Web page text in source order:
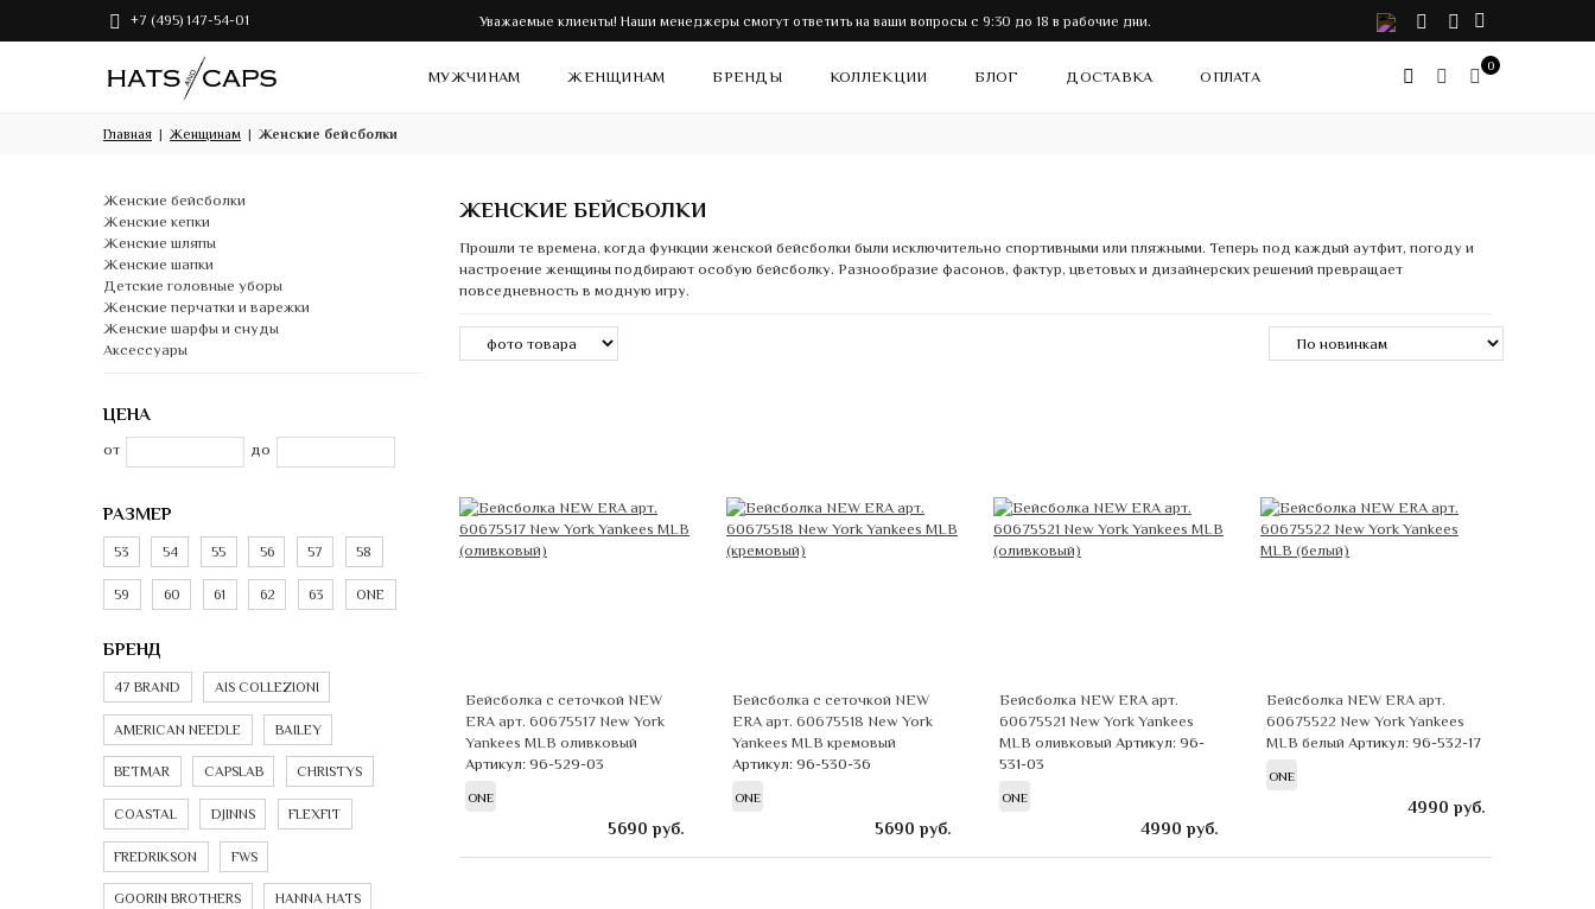
+7 (495) 147-54-01 Уважаемые клиенты! Наши менеджеры смогут ответить на ваши вопросы с 9:30 до 18 в рабочие дни. VK Telegram
МУЖЧИНАМ ЖЕНЩИНАМ БРЕНДЫ КОЛЛЕКЦИИ БЛОГ ДОСТАВКА ОПЛАТА
0
Главная Женщинам Женские бейсболки
ЖЕНСКИЕ БЕЙСБОЛКИ
Прошли те времена, когда функции женской бейсболки были исключительно спортивными или пляжными. Теперь под каждый аутфит, погоду и
настроение женщины подбирают особую бейсболку. Разнообразие фасонов, фактур, цветовых и дизайнерских решений превращает
повседневность в модную игру.
Бейсболка с сеточкой NEW
ERA арт. 60675517 New York
Yankees MLB оливковый
Артикул: 96-529-03
ONE
5690 руб.
Бейсболка с сеточкой NEW
ERA арт. 60675518 New York
Yankees MLB кремовый
Артикул: 96-530-36
ONE
5690 руб.
Бейсболка NEW ERA арт.
60675521 New York Yankees
MLB оливковый Артикул: 96-
531-03
ONE
4990 руб.
Бейсболка NEW ERA арт.
60675522 New York Yankees
MLB белый Артикул: 96-532-17
ONE
4990 руб.
Женские бейсболки
Женские кепки
Женские шляпы
Женские шапки
Детские головные уборы
Женские перчатки и варежки
Женские шарфы и снуды
Аксессуары
ЦЕНА
от до
РАЗМЕР
53 54 55 56 57 58
59 60 61 62 63 ONE
БРЕНД
47 BRAND AIS COLLEZIONI
AMERICAN NEEDLE BAILEY
BETMAR CAPSLAB CHRISTYS
COASTAL DJINNS FLEXFIT
FREDRIKSON FWS
GOORIN BROTHERS HANNA HATS